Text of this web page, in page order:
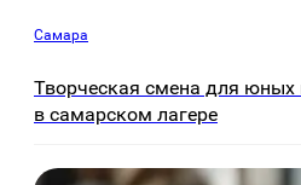
Самара
Творческая смена для
в самарском лагере